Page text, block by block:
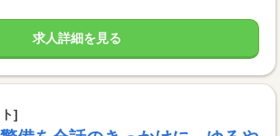
求人詳細を見る
]